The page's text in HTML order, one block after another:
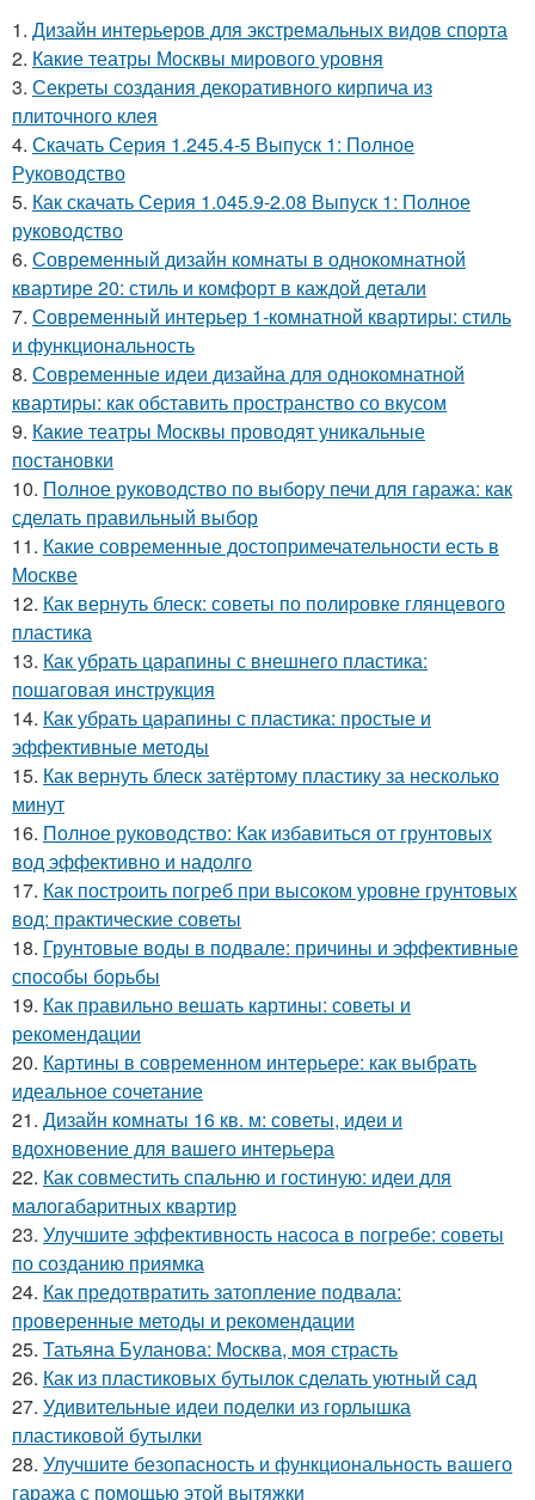
1. Дизайн интерьеров для экстремальных видов спорта
2. Какие театры Москвы мирового уровня
3. Секреты создания декоративного кирпича из
плиточного клея
4. Скачать Серия 1.245.4-5 Выпуск 1: Полное
Руководство
5. Как скачать Серия 1.045.9-2.08 Выпуск 1: Полное
руководство
6. Современный дизайн комнаты в однокомнатной
квартире 20: стиль и комфорт в каждой детали
7. Современный интерьер 1-комнатной квартиры: стиль
и функциональность
8. Современные идеи дизайна для однокомнатной
квартиры: как обставить пространство со вкусом
9. Какие театры Москвы проводят уникальные
постановки
10. Полное руководство по выбору печи для гаража: как
сделать правильный выбор
11. Какие современные достопримечательности есть в
Москве
12. Как вернуть блеск: советы по полировке глянцевого
пластика
13. Как убрать царапины с внешнего пластика:
пошаговая инструкция
14. Как убрать царапины с пластика: простые и
эффективные методы
15. Как вернуть блеск затёртому пластику за несколько
минут
16. Полное руководство: Как избавиться от грунтовых
вод эффективно и надолго
17. Как построить погреб при высоком уровне грунтовых
вод: практические советы
18. Грунтовые воды в подвале: причины и эффективные
способы борьбы
19. Как правильно вешать картины: советы и
рекомендации
20. Картины в современном интерьере: как выбрать
идеальное сочетание
21. Дизайн комнаты 16 кв. м: советы, идеи и
вдохновение для вашего интерьера
22. Как совместить спальню и гостиную: идеи для
малогабаритных квартир
23. Улучшите эффективность насоса в погребе: советы
по созданию приямка
24. Как предотвратить затопление подвала:
проверенные методы и рекомендации
25. Татьяна Буланова: Москва, моя страсть
26. Как из пластиковых бутылок сделать уютный сад
27. Удивительные идеи поделки из горлышка
пластиковой бутылки
28. Улучшите безопасность и функциональность вашего
гаража с помощью этой вытяжки